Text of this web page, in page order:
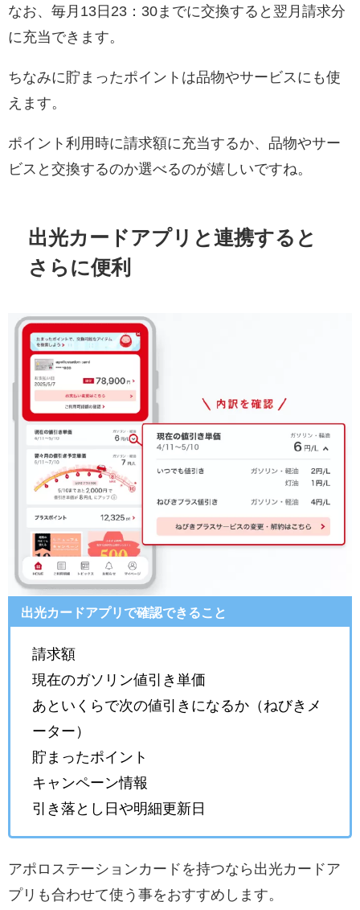
なお、毎月13日23：30までに交換すると翌月請求分
に充当できます。
ちなみに貯まったポイントは品物やサービスにも使
えます。
ポイント利用時に請求額に充当するか、品物やサー
ビスと交換するのか選べるのが嬉しいですね。
出光カードアプリと連携すると
さらに便利
出光カードアプリで確認できること
請求額
現在のガソリン値引き単価
あといくらで次の値引きになるか（ねびきメ
ーター）
貯まったポイント
キャンペーン情報
引き落とし日や明細更新日
アポロステーションカードを持つなら出光カードア
プリも合わせて使う事をおすすめします。